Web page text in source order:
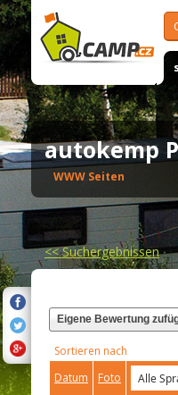
autokemp
WWW Seiten
<<Suchergebnissen
Eigene Bewertung
Sortieren nach
Datum
Foto